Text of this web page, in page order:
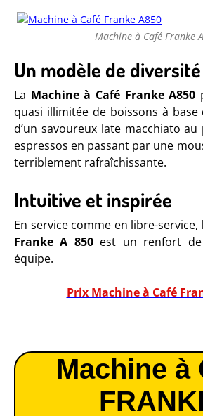
Machine à Café Franke
Un modèle de diversité
La Machine à Café Franke A850
quasi illimitée de boissons à
d’un savoureux late macchiato au
espressos en passant par une
terriblement rafraîchissante.
Intuitive et inspirée
En service comme en libre-service,
Franke A 850est un renfort
équipe.
Prix Machine à Café
Machine à